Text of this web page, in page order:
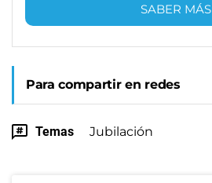
SABER MÁS
Para compartir en redes
Temas Jubilación